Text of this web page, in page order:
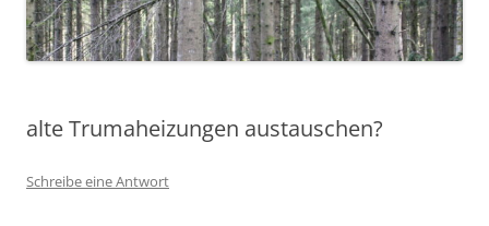
alte Trumaheizungen austauschen?
Schreibe eine Antwort